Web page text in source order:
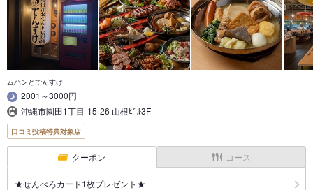
ムハンとでんすけ
2001～3000円
沖縄市園田1丁目-15-26 山根ﾋﾞﾙ3F
口コミ投稿特典対象店
クーポン コース
★せんべろカード1枚プレゼント★